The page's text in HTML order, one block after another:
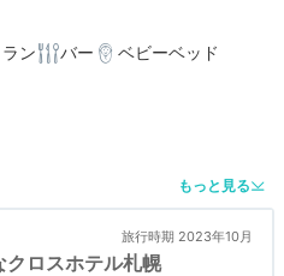
３つのポイント
大浴場。札幌の夜景を見つめ
楽しむ朝食。パティシエのデ
ン バー
ベビーベッド
もっと見る
旅行時期 2023年10月
クロスホテル札幌